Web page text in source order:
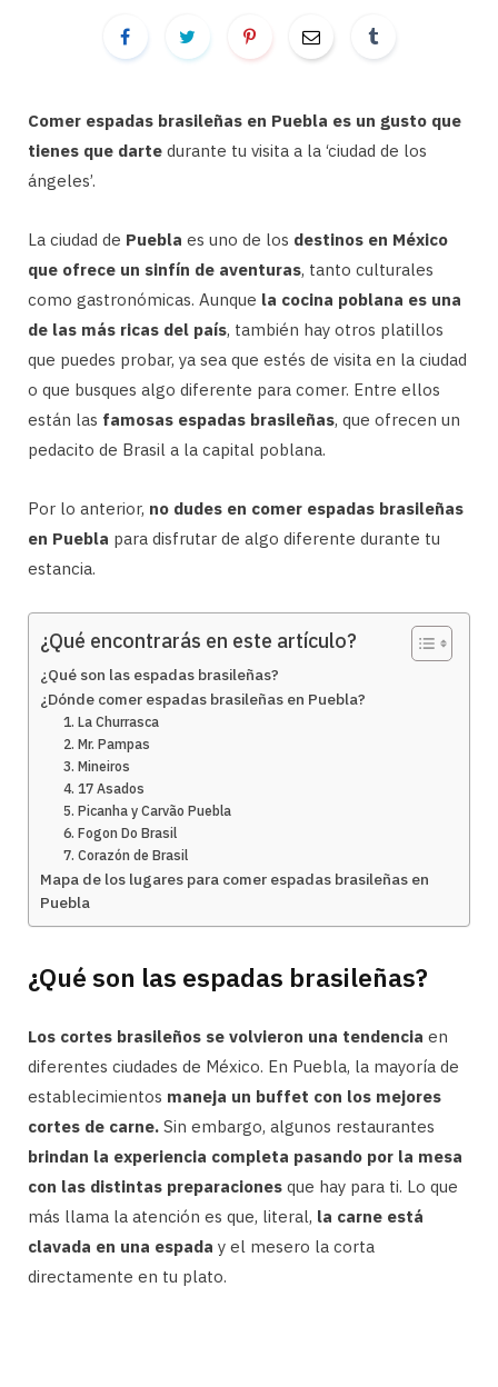
Comer espadas brasileñas en Puebla es un gusto que
tienes que darte durante tu visita a la ‘ciudad de los
ángeles’.
La ciudad de Puebla es uno de los destinos en México
que ofrece un sinfín de aventuras, tanto culturales
como gastronómicas. Aunque la cocina poblana es una
de las más ricas del país, también hay otros platillos
que puedes probar, ya sea que estés de visita en la ciudad
o que busques algo diferente para comer. Entre ellos
están las famosas espadas brasileñas, que ofrecen un
pedacito de Brasil a la capital poblana.
Por lo anterior, no dudes en comer espadas brasileñas
en Puebla para disfrutar de algo diferente durante tu
estancia.
¿Qué encontrarás en este artículo?
¿Qué son las espadas brasileñas?
¿Dónde comer espadas brasileñas en Puebla?
1. La Churrasca
2. Mr. Pampas
3. Mineiros
4. 17 Asados
5. Picanha y Carvão Puebla
6. Fogon Do Brasil
7. Corazón de Brasil
Mapa de los lugares para comer espadas brasileñas en
Puebla
¿Qué son las espadas brasileñas?
Los cortes brasileños se volvieron una tendencia en
diferentes ciudades de México. En Puebla, la mayoría de
establecimientos maneja un buffet con los mejores
cortes de carne. Sin embargo, algunos restaurantes
brindan la experiencia completa pasando por la mesa
con las distintas preparaciones que hay para ti. Lo que
más llama la atención es que, literal, la carne está
clavada en una espada y el mesero la corta
directamente en tu plato.